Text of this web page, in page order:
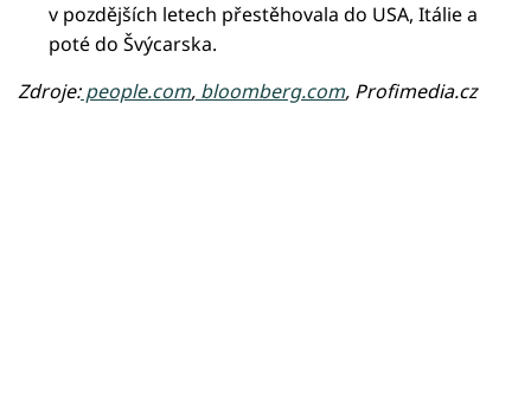
v pozdějších letech přestěhovala do USA, Itálie a
poté do Švýcarska.
Zdroje:people.com, bloomberg.com, Profimedia.cz